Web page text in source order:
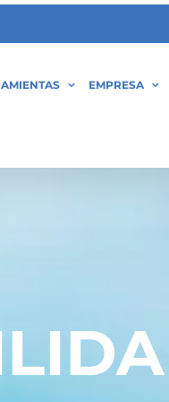
EMPRESA